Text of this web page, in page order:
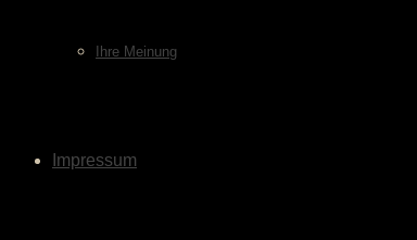
Ihre Meinung
Impressum